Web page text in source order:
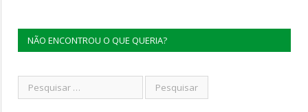
NÃO ENCONTROU O QUE QUERIA?